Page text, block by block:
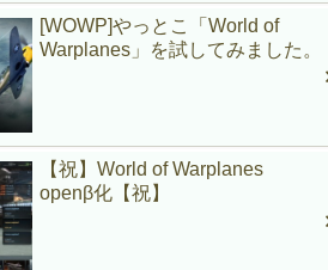
[WOWP]やっとこ「World of
Warplanes」を試してみました。
【祝】World of Warplanes
openβ化【祝】